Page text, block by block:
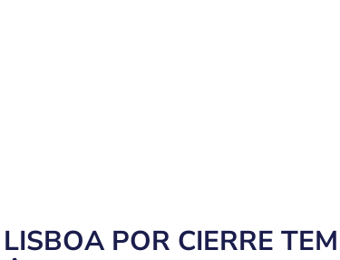
POR CIERRE